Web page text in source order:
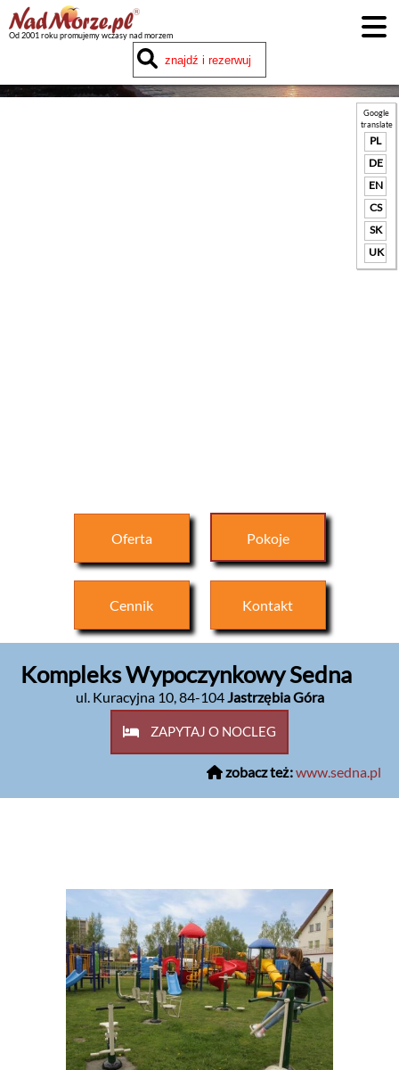
Od 2001 roku promujemy wczasy nad morzem
Google
translate
PL
DE
EN
CS
SK
UK
Oferta Pokoje
Cennik Kontakt
Kompleks Wypoczynkowy Sedna
ul. Kuracyjna 10,84-104Jastrzębia Góra
ZAPYTAJ O NOCLEG
zobacz też:www.sedna.pl